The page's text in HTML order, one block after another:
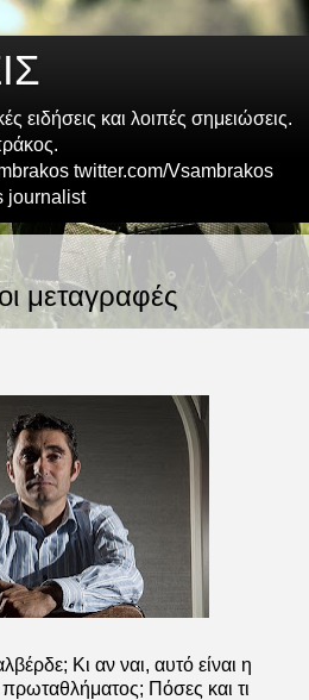
ειδήσεις και λοιπές σημειώσεις.
twitter.com/Vsambrakos
journalist
μεταγραφές
Κι αν ναι, αυτό είναι η
Πόσες και τι